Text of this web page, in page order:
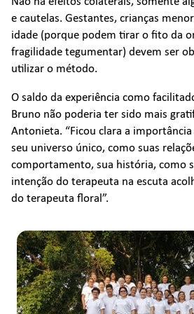
e cautelas. Gestantes, crianças
idade (porque podem tirar o fito da
fragilidade tegumentar) devem ser
utilizar o método.
O saldo da experiência como
Bruno não poderia ter sido mais
Antonieta. “Ficou clara a
seu universo único, como suas
comportamento, sua história, como
intenção do terapeuta na escuta
do terapeuta floral”.